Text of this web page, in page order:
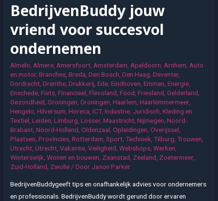
dakdragers
BedrijvenBuddy jouw
vriend voor succesvol
ondernemen
Almelo,Almere,Amersfoort,Amsterdam,Apeldoorn,Arnhem,Auto
en motor,Branches,Breda,Den Bosch,Den Haag,Deventer,
Dordrecht,Drenthe,Drukkerij,Ede,Eindhoven,Emmen,Energie,
Enschede,Fiets,Financieel,Flevoland,Food,Friesland,Gelderland,
Gezondheid,Groningen,Groningen,Haarlem,Haarlemmermeer,
Hengelo,Hilversum,Horeca,ICT,Industrie, Juridisch,Kleding en
Textiel,Leiden,Limburg,Losser,Maastricht,Nijmegen,Noord-
Brabant,Noord-Holland,Oldenzaal,Opleidingen,Overijssel,
Plaatsen,Provincies,Rotterdam,Sport,Techniek,Tilburg,Trouwen,
Utrecht,Utrecht,Vakantie,Veiligheid,Webshops,Werken,
Winterswijk,Wonen en bouwen, Zaanstad, Zeeland, Zoetermeer,
Zuid-Holland, Zwolle/ Door Jason Parker
BedrijvenBuddygeeft tips en onafhankelijk advies voor ondernemers
en professionals. BedrijvenBuddy wordt gerund door ervaren